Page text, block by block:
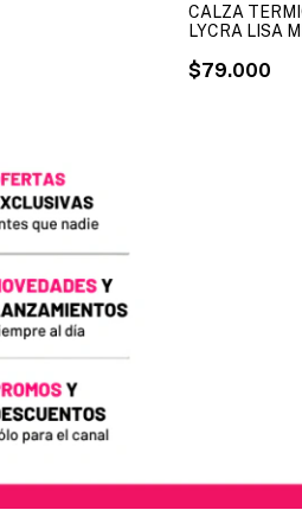
CALZA
LYCRA LISA
TALLES
$79.000